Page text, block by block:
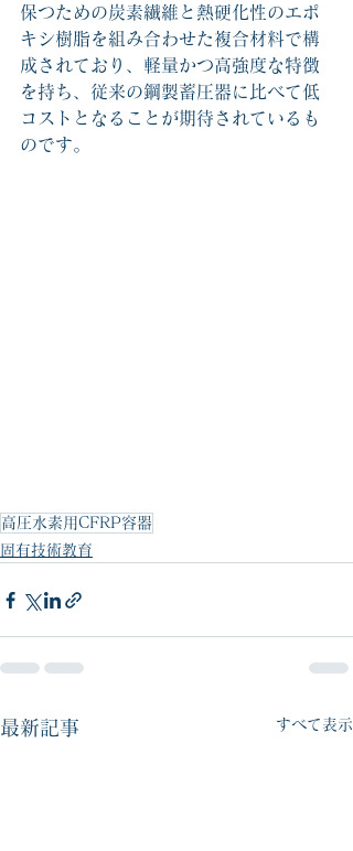
保つための炭素繊維と熱硬化性のエポ
キシ樹脂を組み合わせた複合材料で構
成されており、軽量かつ高強度な特徴
を持ち、従来の鋼製蓄圧器に比べて低
コストとなることが期待されているも
のです。
高圧水素用CFRP容器
固有技術教育
最新記事 すべて表示